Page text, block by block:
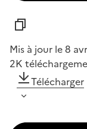
Mis à jour le 8
2K
Télécharger